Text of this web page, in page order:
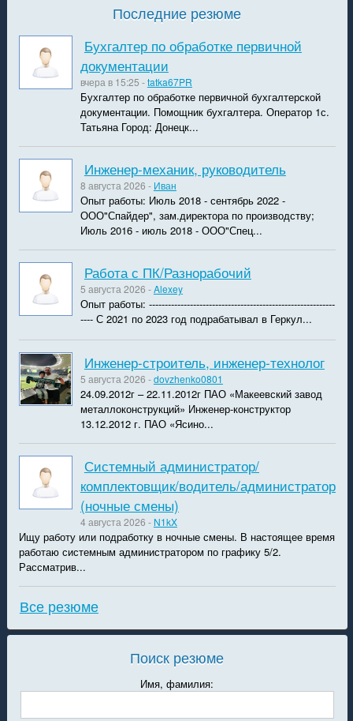
Последние резюме
Бухгалтер по обработке первичной
документации
вчера в 15:25 -tatka67PR
Бухгалтер по обработке первичной бухгалтерской
документации. Помощник бухгалтера. Оператор 1с.
Татьяна Город: Донецк...
Инженер-механик, руководитель
8 августа 2026 - Иван
Опыт работы: Июль 2018 - сентябрь 2022 -
ООО"Спайдер", зам.директора по производству;
Июль 2016 - июль 2018 - ООО"Спец...
Работа с ПК/Разнорабочий
5 августа 2026 -Alexey
Опыт работы: -----------------------------------------------------------
---- С 2021 по 2023 год подрабатывал в Геркул...
Инженер-строитель, инженер-технолог
5 августа 2026 -dovzhenko0801
24.09.2012г – 22.11.2012г ПАО «Макеевский завод
металлоконструкций» Инженер-конструктор
13.12.2012 г. ПАО «Ясино...
Системный администратор/
комплектовщик/водитель/администратор
(ночные смены)
4 августа 2026 - N1kX
Ищу работу или подработку в ночные смены. В настоящее время
работаю системным администратором по графику 5/2.
Рассматрив...
Все резюме
Поиск резюме
Имя, фамилия: